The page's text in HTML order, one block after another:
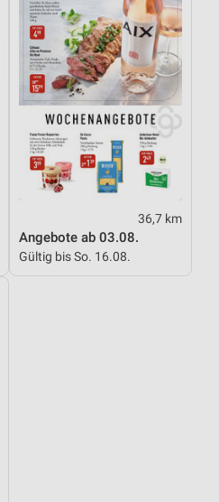
36,7 km
Angebote ab 03.08.
Gültig bis So. 16.08.